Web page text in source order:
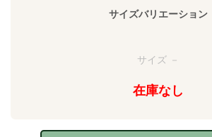
サイズバリエーション
サイズ －
在庫なし